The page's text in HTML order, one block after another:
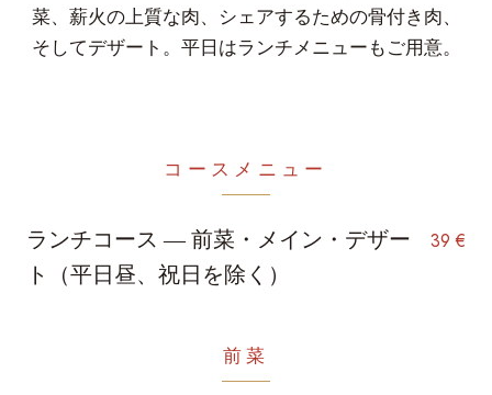
菜、薪火の上質な肉、シェアするための骨付き肉、
そしてデザート。平日はランチメニューもご用意。
コースメニュー
ランチコース ― 前菜・メイン・デザー
ト（平日昼、祝日を除く）
39 €
前菜